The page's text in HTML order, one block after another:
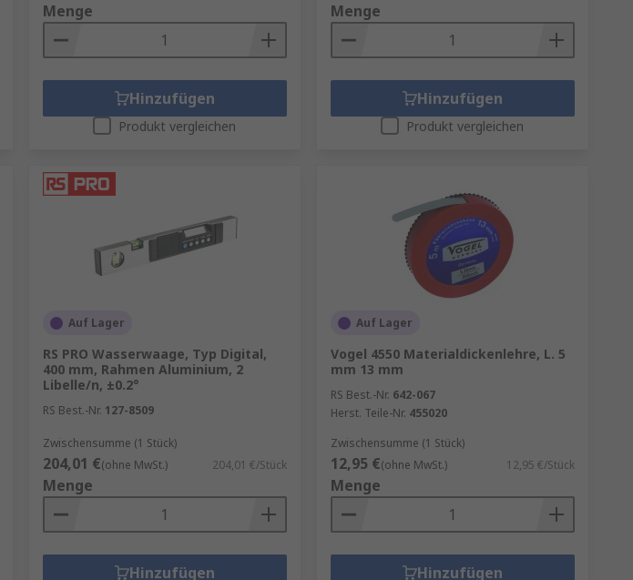
Menge
Hinzufügen
Produkt vergleichen
Menge
Hinzufügen
Produkt vergleichen
Auf Lager
RS PRO Wasserwaage, Typ Digital,
400 mm, Rahmen Aluminium, 2
Libelle/n, ±0.2°
RS Best.-Nr. 127-8509
Zwischensumme (1 Stück)
204,01 €(ohne MwSt.) 204,01 €/Stück
Menge
Hinzufügen
Auf Lager
Vogel 4550 Materialdickenlehre, L. 5
mm 13 mm
RS Best.-Nr. 642-067
Herst. Teile-Nr. 455020
Zwischensumme (1 Stück)
12,95 €(ohne MwSt.) 12,95 €/Stück
Menge
Hinzufügen